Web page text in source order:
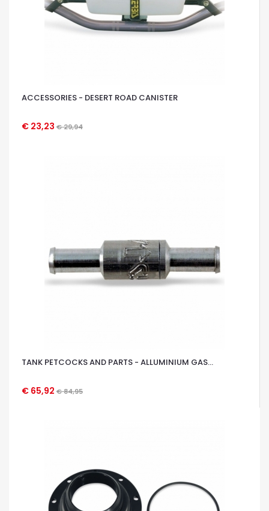
ACCESSORIES - DESERT ROAD CANISTER
€ 23,23 € 29,94
OCCHIATA VELOCE
TANK PETCOCKS AND PARTS - ALLUMINIUM GAS...
€ 65,92 € 84,95
OCCHIATA VELOCE